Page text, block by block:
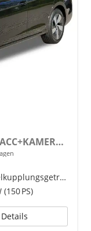
Business DSG+MASSAGE+NAVI+ACC+KAMERA+LED
Doppelkupplungsgetriebe (DSG)
(150 PS)
Details